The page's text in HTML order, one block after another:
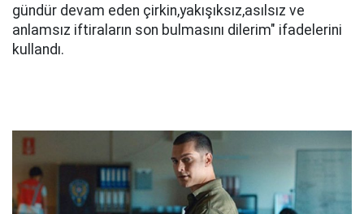
gündür devam eden çirkin,yakışıksız,asılsız ve
anlamsız iftiraların son bulmasını dilerim" ifadelerini
kullandı.